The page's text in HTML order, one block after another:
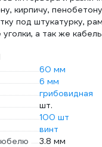
кирпичу,
под штукатурку,
а так же
60 мм
6 мм
грибовидная
шт.
100 шт
винт
3.8 мм